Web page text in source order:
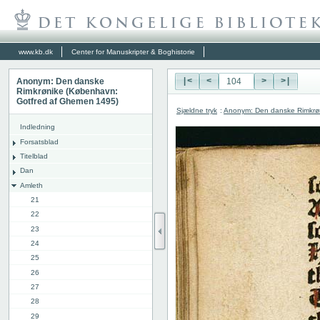
www.kb.dk Center for Manuskripter & Boghistorie
Anonym: Den danske
Rimkrønike (København:
Gotfred af Ghemen 1495)
Indledning
Forsatsblad
Titelblad
Dan
Amleth
21
22
23
24
25
26
27
28
29
|< < > >|
Sjældne tryk : Anonym: Den danske